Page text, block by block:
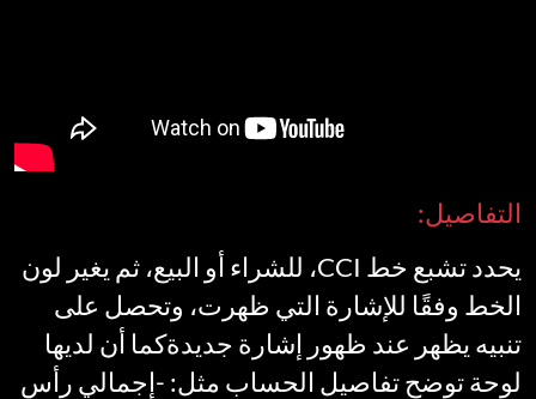
التفاصيل:
يحدد تشبع خط CCI، للشراء أو البيع، ثم يغير لون
الخط وفقًا للإشارة التي ظهرت، وتحصل على
تنبيه يظهر عند ظهور إشارة جديدةكما أن لديها
لوحة توضح تفاصيل الحساب مثل: -إجمالي رأس